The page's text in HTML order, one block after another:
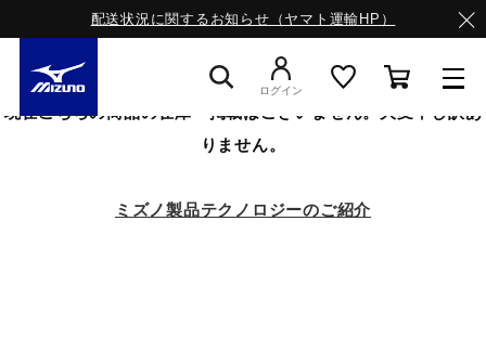
配送状況に関するお知らせ（ヤマト運輸HP）
ログイン
現在こちらの商品の在庫・掲載はございません。大変申し訳あ
りません。
ミズノ製品テクノロジーのご紹介